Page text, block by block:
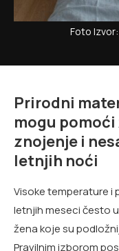
Foto
Prirodni
mogu
znojenje i
letnjih noći
Visoke temperature i
letnjih meseci često
žena koje su
Pravilnim izborom